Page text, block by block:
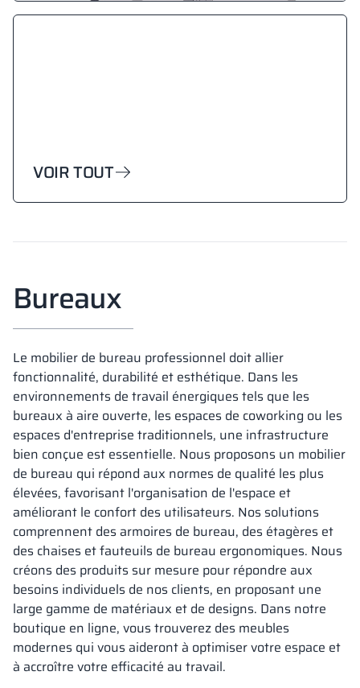
VOIR TOUT
Bureaux
Le mobilier de bureau professionnel doit allier
fonctionnalité, durabilité et esthétique. Dans les
environnements de travail énergiques tels que les
bureaux à aire ouverte, les espaces de coworking ou les
espaces d'entreprise traditionnels, une infrastructure
bien conçue est essentielle. Nous proposons un mobilier
de bureau qui répond aux normes de qualité les plus
élevées, favorisant l'organisation de l'espace et
améliorant le confort des utilisateurs. Nos solutions
comprennent des armoires de bureau, des étagères et
des chaises et fauteuils de bureau ergonomiques. Nous
créons des produits sur mesure pour répondre aux
besoins individuels de nos clients, en proposant une
large gamme de matériaux et de designs. Dans notre
boutique en ligne, vous trouverez des meubles
modernes qui vous aideront à optimiser votre espace et
à accroître votre efficacité au travail.